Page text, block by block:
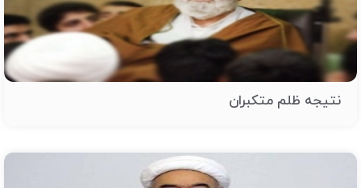
نتیجه ظلم متکبران